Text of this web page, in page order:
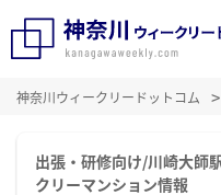
神奈川ウィークリードットコム
出張・研修向け/川崎大師
クリーマンション情報